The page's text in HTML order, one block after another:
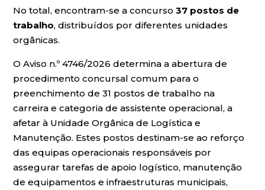
No total, encontram-se a concurso37 postos de
trabalho, distribuídos por diferentes unidades
orgânicas.
O Aviso n.º 4746/2026 determina a abertura de
procedimento concursal comum para o
preenchimento de 31 postos de trabalho na
carreira e categoria de assistente operacional, a
afetar à Unidade Orgânica de Logística e
Manutenção. Estes postos destinam-se ao reforço
das equipas operacionais responsáveis por
assegurar tarefas de apoio logístico, manutenção
de equipamentos e infraestruturas municipais,